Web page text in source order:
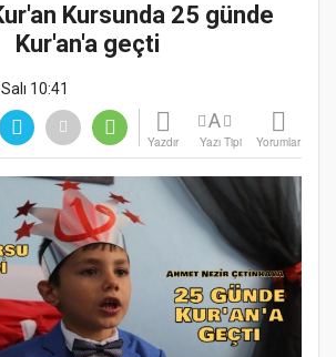
Kursunda 25 günde
Kur'an'a geçti
10:41
Yazdır
A
Yazı Tipi Yorumlar